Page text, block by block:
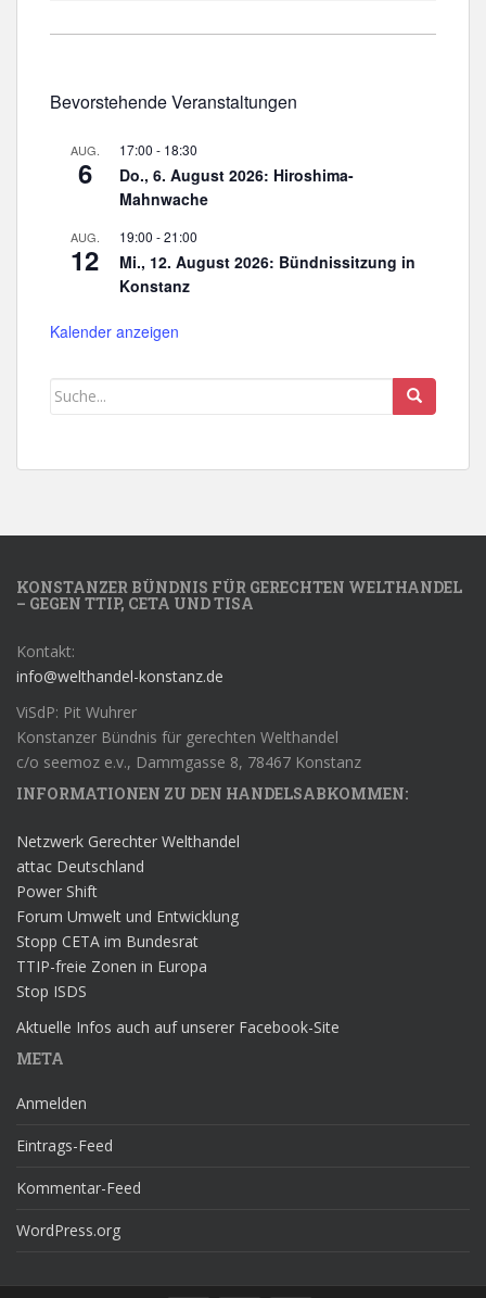
Bevorstehende Veranstaltungen
AUG.
6
17:00 - 18:30
Do., 6. August 2026: Hiroshima-
Mahnwache
AUG.
12
19:00 -21:00
Mi., 12. August 2026: Bündnissitzung in
Konstanz
Kalender anzeigen
KONSTANZER BÜNDNIS FÜR GERECHTEN WELTHANDEL
– GEGEN TTIP, CETA UND TISA
Kontakt:
info@welthandel-konstanz.de
ViSdP: Pit Wuhrer
Konstanzer Bündnis für gerechten Welthandel
c/o seemoz e.v., Dammgasse 8, 78467 Konstanz
INFORMATIONEN ZU DEN HANDELSABKOMMEN:
Netzwerk Gerechter Welthandel
attac Deutschland
Power Shift
Forum Umwelt und Entwicklung
Stopp CETA im Bundesrat
TTIP-freie Zonen in Europa
Stop ISDS
Aktuelle Infos auch auf unserer Facebook-Site
META
Anmelden
Eintrags-Feed
Kommentar-Feed
WordPress.org